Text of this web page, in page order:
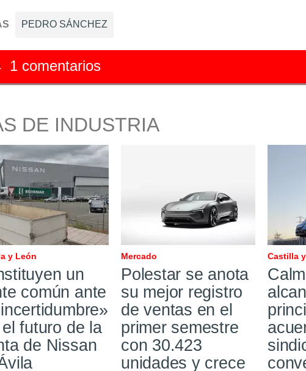
PEDRO SÁNCHEZ
1 comentarios
DE INDUSTRIA
y León
un
común ante
futuro de la
de Nissan
Mercado
Polestar se anota
su mejor registro
de ventas en el
primer semestre
con 30.423
unidades y crece
Castilla